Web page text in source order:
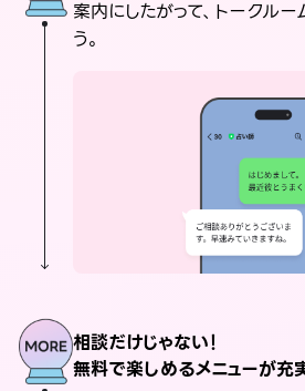
案内にしたがって、トークル
う。
相談だけじゃない！
無料で楽しめるメニューが充